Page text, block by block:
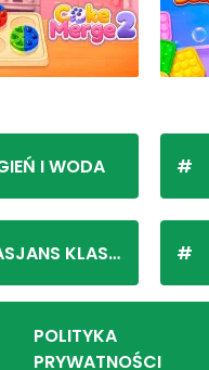
I WODA
KLASYCZNY
POLITYKA
PRYWATNOŚCI